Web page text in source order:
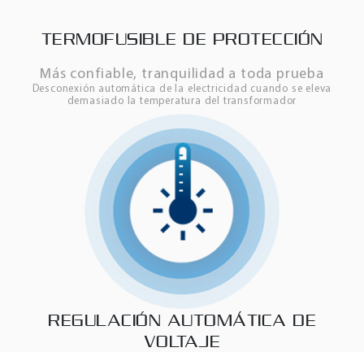
TERMOFUSIBLE DE PROTECCIÓN
Más confiable, tranquilidad a toda prueba
Desconexión automática de la electricidad cuando se eleva
demasiado la temperatura del transformador
REGULACIÓN AUTOMÁTICA DE
VOLTAJE